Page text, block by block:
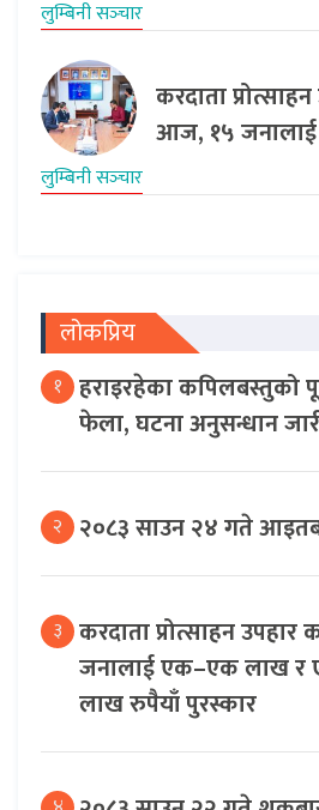
लुम्बिनी सञ्‍चार
करदाता
आज, १५
लुम्बिनी सञ्‍चार
लोकप्रिय
१ हराइरहेका कपिलबस्तुको
फेला, घटना अनुसन्धान
२ २०८३ साउन २४ गते
३ करदाता प्रोत्साहन
जनालाई एक–एक लाख र
लाख रुपैयाँ पुरस्कार